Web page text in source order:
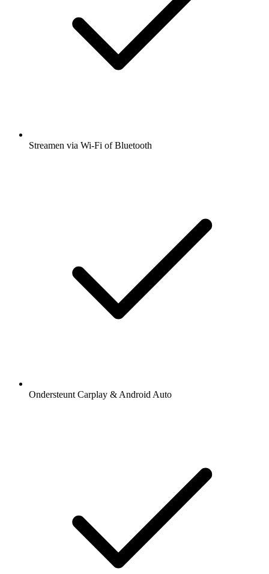
Streamen via Wi-Fi of Bluetooth
Ondersteunt Carplay & Android Auto